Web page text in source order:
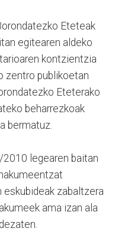
Eteteak
egitearen aldeko
kontzientzia
zentro publikoetan
Eteterako
beharrezkoak
bermatuz.
2010 legearen baitan
eskubideak zabaltzera
ama izan ala